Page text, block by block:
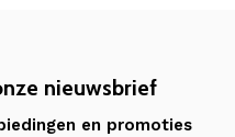
nieuwsbrief
en promoties